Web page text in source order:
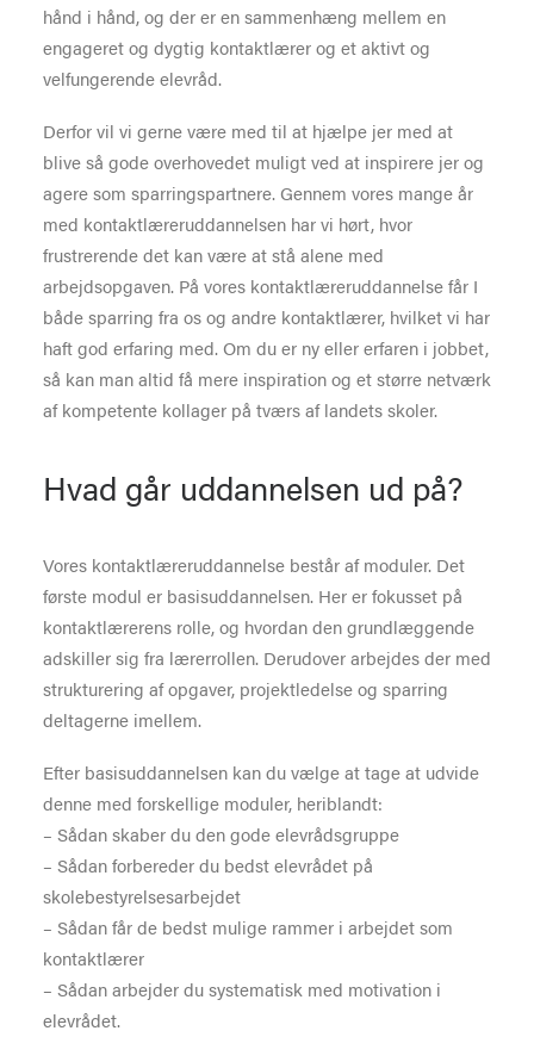
hånd i hånd, og der er en sammenhæng mellem en
engageret og dygtig kontaktlærer og et aktivt og
velfungerende elevråd.
Derfor vil vi gerne være med til at hjælpe jer med at
blive så gode overhovedet muligt ved at inspirere jer og
agere som sparringspartnere. Gennem vores mange år
med kontaktlæreruddannelsen har vi hørt, hvor
frustrerende det kan være at stå alene med
arbejdsopgaven. På vores kontaktlæreruddannelse får I
både sparring fra os og andre kontaktlærer, hvilket vi har
haft god erfaring med. Om du er ny eller erfaren i jobbet,
så kan man altid få mere inspiration og et større netværk
af kompetente kollager på tværs af landets skoler.
Hvad går uddannelsen ud på?
Vores kontaktlæreruddannelse består af moduler. Det
første modul er basisuddannelsen. Her er fokusset på
kontaktlærerens rolle, og hvordan den grundlæggende
adskiller sig fra lærerrollen. Derudover arbejdes der med
strukturering af opgaver, projektledelse og sparring
deltagerne imellem.
Efter basisuddannelsen kan du vælge at tage at udvide
denne med forskellige moduler, heriblandt:
– Sådan skaber du den gode elevrådsgruppe
– Sådan forbereder du bedst elevrådet på
skolebestyrelsesarbejdet
– Sådan får de bedst mulige rammer i arbejdet som
kontaktlærer
– Sådan arbejder du systematisk med motivation i
elevrådet.